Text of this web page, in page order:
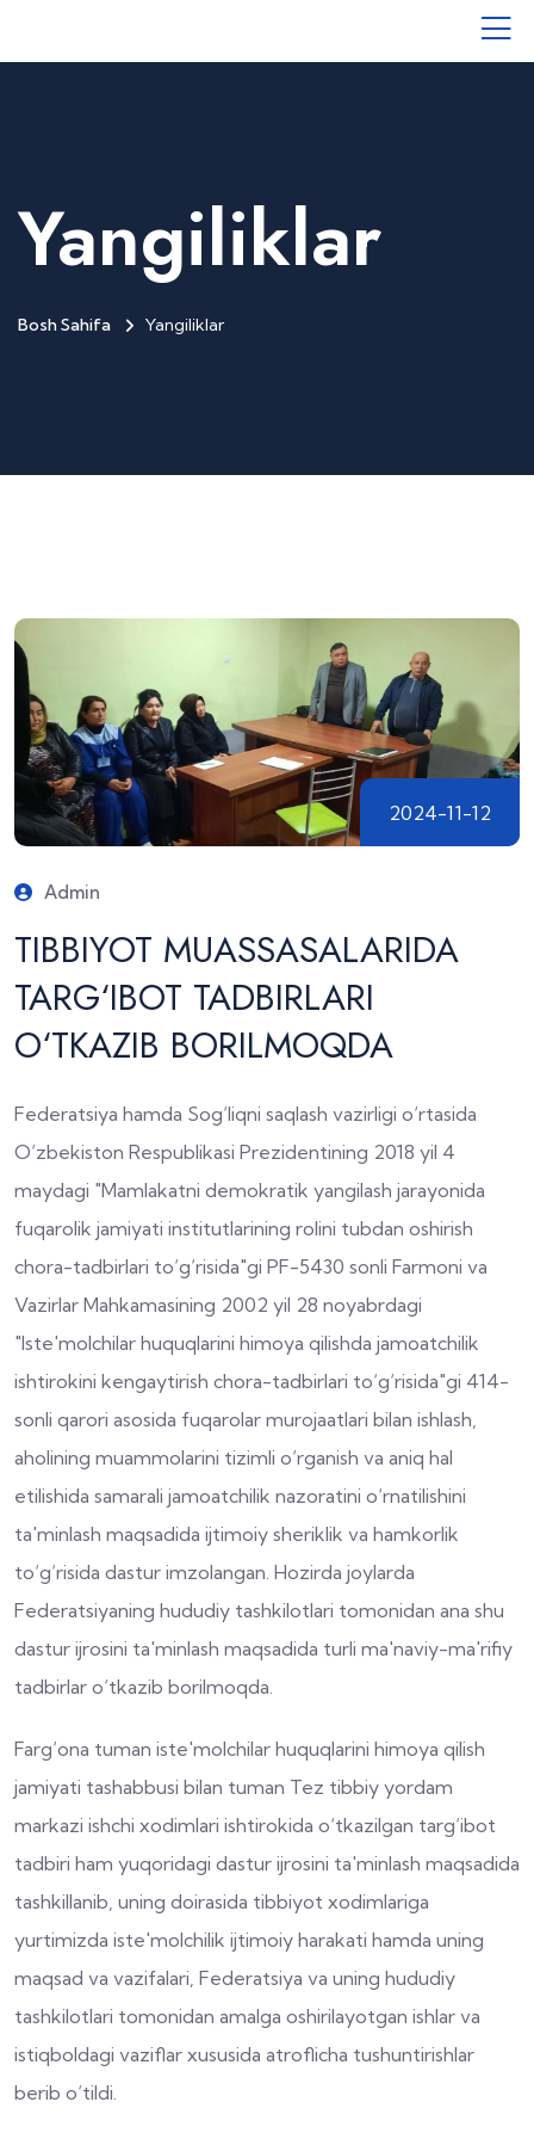
Yangiliklar
Bosh Sahifa Yangiliklar
2024-11-12
Admin
TIBBIYOT MUASSASALARIDA
TARG‘IBOT TADBIRLARI
O‘TKAZIB BORILMOQDA
Federatsiya hamda Sog‘liqni saqlash vazirligi o‘rtasida
O‘zbekiston Respublikasi Prezidentining 2018 yil 4
maydagi "Mamlakatni demokratik yangilash jarayonida
fuqarolik jamiyati institutlarining rolini tubdan oshirish
chora-tadbirlari to‘g‘risida"gi PF-5430 sonli Farmoni va
Vazirlar Mahkamasining 2002 yil 28 noyabrdagi
"Iste'molchilar huquqlarini himoya qilishda jamoatchilik
ishtirokini kengaytirish chora-tadbirlari to‘g‘risida"gi 414-
sonli qarori asosida fuqarolar murojaatlari bilan ishlash,
aholining muammolarini tizimli o‘rganish va aniq hal
etilishida samarali jamoatchilik nazoratini o‘rnatilishini
ta'minlash maqsadida ijtimoiy sheriklik va hamkorlik
to‘g‘risida dastur imzolangan. Hozirda joylarda
Federatsiyaning hududiy tashkilotlari tomonidan ana shu
dastur ijrosini ta'minlash maqsadida turli ma'naviy-ma'rifiy
tadbirlar o‘tkazib borilmoqda.
Farg‘ona tuman iste'molchilar huquqlarini himoya qilish
jamiyati tashabbusi bilan tuman Tez tibbiy yordam
markazi ishchi xodimlari ishtirokida o‘tkazilgan targ‘ibot
tadbiri ham yuqoridagi dastur ijrosini ta'minlash maqsadida
tashkillanib, uning doirasida tibbiyot xodimlariga
yurtimizda iste'molchilik ijtimoiy harakati hamda uning
maqsad va vazifalari, Federatsiya va uning hududiy
tashkilotlari tomonidan amalga oshirilayotgan ishlar va
istiqboldagi vaziflar xususida atroflicha tushuntirishlar
berib o‘tildi.